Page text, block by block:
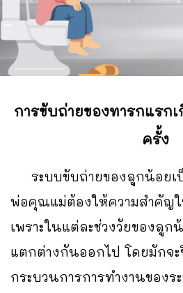
การขับถ่ายของทารกแรก
ครั้ง
ระบบขับถ่ายของลูกน้อย
พ่อคุณแม่ต้องให้ความสำคัญใ
เพราะในแต่ละช่วงวัยของลูก
แตกต่างกันออกไป โดยมักจ
กระบวนการการทำงานของร